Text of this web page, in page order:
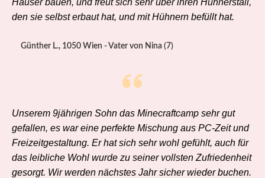
den sie selbst erbaut hat, und mit Hühnern befüllt hat.
Günther L., 1050 Wien - Vater von Nina (7)
Unserem 9jährigen Sohn das Minecraftcamp sehr gut
gefallen, es war eine perfekte Mischung aus PC-Zeit und
Freizeitgestaltung. Er hat sich sehr wohl gefühlt, auch für
das leibliche Wohl wurde zu seiner vollsten Zufriedenheit
gesorgt. Wir werden nächstes Jahr sicher wieder buchen.